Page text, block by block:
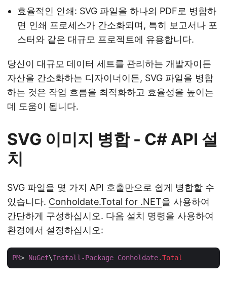
효율적인 인쇄: SVG 파일을 하나의 PDF로 병합하
면 인쇄 프로세스가 간소화되며, 특히 보고서나 포
스터와 같은 대규모 프로젝트에 유용합니다.
당신이 대규모 데이터 세트를 관리하는 개발자이든
자산을 간소화하는 디자이너이든, SVG 파일을 병합
하는 것은 작업 흐름을 최적화하고 효율성을 높이는
데 도움이 됩니다.
SVG 이미지 병합 - C# API 설
치
SVG 파일을 몇 가지 API 호출만으로 쉽게 병합할 수
있습니다. Conholdate.Total for .NET을 사용하여
간단하게 구성하십시오. 다음 설치 명령을 사용하여
환경에서 설정하십시오:
PM> NuGet\Install-Package Conholdate.Total